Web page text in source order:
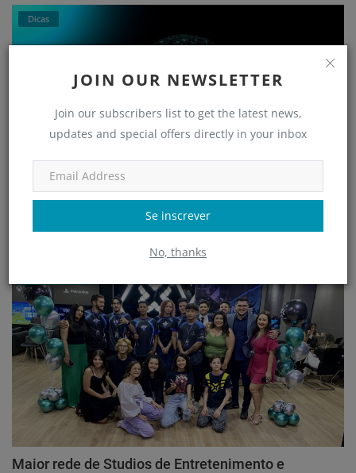
JOIN OUR NEWSLETTER
Join our subscribers list to get the latest news,
updates and special offers directly in your inbox
Se inscrever
No, thanks
Dicas
ChatGPT prompts - Dia de Ajudar Curso Gratuito
Mai 4, 2023
Maior rede de Studios de Entretenimento e